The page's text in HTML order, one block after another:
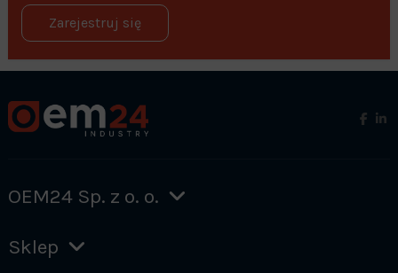
Zarejestruj się
OEM24 Sp. z o. o.
Sklep